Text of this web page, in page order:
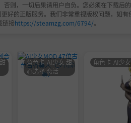
则，一切后果请用户自负。您必须在下载后
好的正版服务。我们非常重视版权问题，如有
链接https://steamzg.com/6794/。
角色卡-AI少女 甜
心选择 恋活
角色卡-AI少